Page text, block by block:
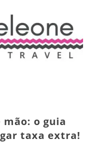
mão: o guia
taxa extra!